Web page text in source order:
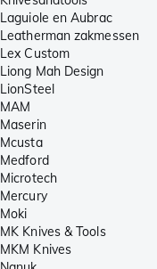
Laguiole en Aubrac
Leatherman zakmessen
Lex Custom
Liong Mah Design
LionSteel
MAM
Maserin
Mcusta
Medford
Microtech
Mercury
Moki
MK Knives & Tools
MKM Knives